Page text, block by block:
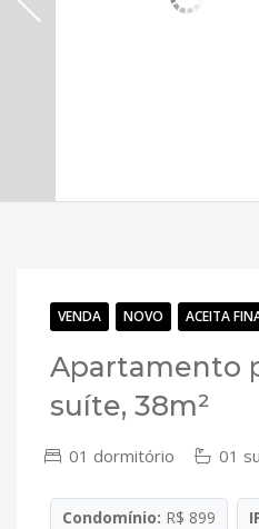
VENDA NOVO ACEITA
Apartamento
suíte, 38m²
01 dormitório 01
Condomínio: R$ 899